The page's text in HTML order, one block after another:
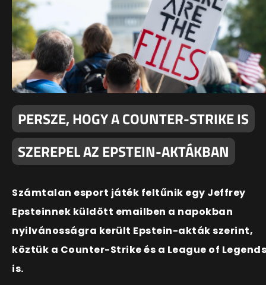
PERSZE, HOGY A COUNTER-STRIKE IS
SZEREPEL AZ EPSTEIN-AKTÁKBAN
Számtalan esport játék feltűnik egy Jeffrey
Epsteinnek küldött emailben a napokban
nyilvánosságra került Epstein-akták szerint,
köztük a Counter-Strike és a League of Legends
is.